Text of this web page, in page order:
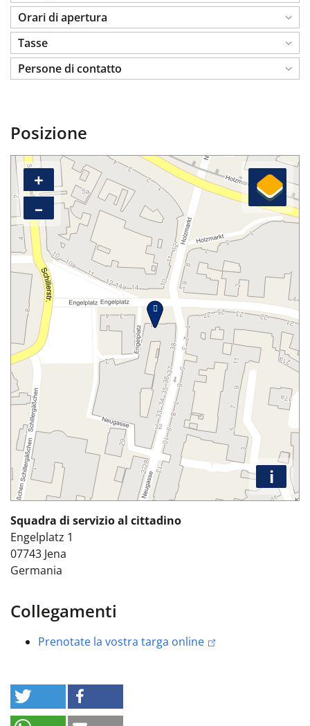
Orari di apertura
Tasse
Persone di contatto
Posizione
+
–
i
Squadra di servizio al cittadino
Engelplatz 1
07743 Jena
Germania
Collegamenti
Prenotate la vostra targa online